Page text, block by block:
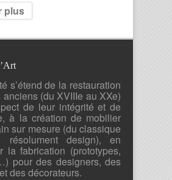
plus
s’étend de la restauration
(du XVIIIe au XXe)
de leur intégrité et de
à la création de mobilier
sur mesure (du classique
résolument design), en
la fabrication (prototypes,
pour des designers, des
des décorateurs.